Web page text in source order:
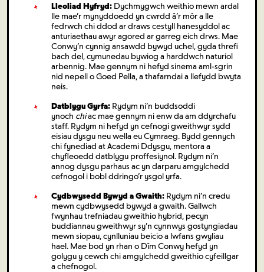
Lleoliad Hyfryd: Dychmygwch weithio mewn ardal
lle mae’r mynyddoedd yn cwrdd â’r môr a lle
fedrwch chi ddod ar draws cestyll hanesyddol ac
anturiaethau awyr agored ar garreg eich drws. Mae
Conwy’n cynnig ansawdd bywyd uchel, gyda threfi
bach del, cymunedau bywiog a harddwch naturiol
arbennig. Mae gennym ni hefyd sinema aml-sgrin
nid nepell o Goed Pella, a thafarndai a llefydd bwyta
neis.
Datblygu Gyrfa: Rydym ni’n buddsoddi
ynoch chiac mae gennym ni enw da am ddyrchafu
staff. Rydym ni hefyd yn cefnogi gweithwyr sydd
eisiau dysgu neu wella eu Cymraeg. Bydd gennych
chi fynediad at Academi Ddysgu, mentora a
chyfleoedd datblygu proffesiynol. Rydym ni’n
annog dysgu parhaus ac yn darparu amgylchedd
cefnogol i bobl ddringo’r ysgol yrfa.
Cydbwysedd Bywyd a Gwaith: Rydym ni’n credu
mewn cydbwysedd bywyd a gwaith. Gallwch
fwynhau trefniadau gweithio hybrid, pecyn
buddiannau gweithwyr sy’n cynnwys gostyngiadau
mewn siopau, cynlluniau beicio a lwfans gwyliau
hael. Mae bod yn rhan o Dîm Conwy hefyd yn
golygu y cewch chi amgylchedd gweithio cyfeillgar
a chefnogol.